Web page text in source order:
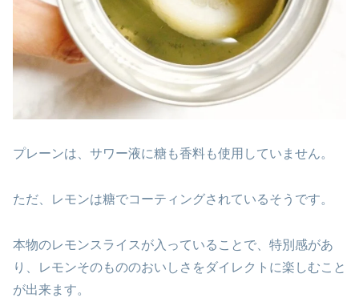
プレーンは、サワー液に糖も香料も使用していません。
ただ、レモンは糖でコーティングされているそうです。
本物のレモンスライスが入っていることで、特別感があ
り、レモンそのもののおいしさをダイレクトに楽しむこと
が出来ます。